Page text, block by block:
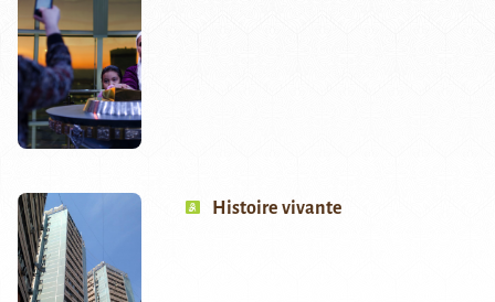
Histoire vivante